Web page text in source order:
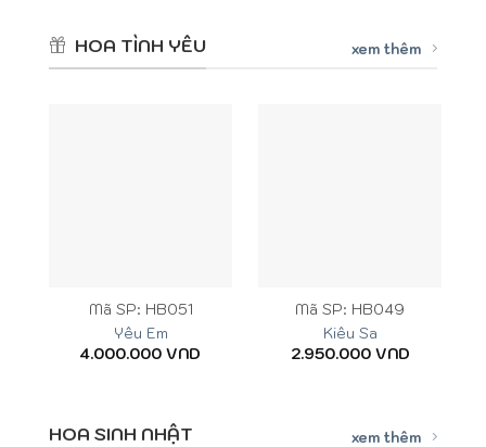
HOA TÌNH YÊU xem thêm
Mã SP: HB051
Yêu Em
4.000.000 VND
Mã SP: HB049
Kiêu Sa
2.950.000VND
HOA SINH NHẬT xem thêm